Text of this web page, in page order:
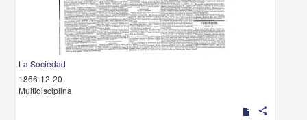
La Sociedad
1866-12-20
Multidisciplina
share